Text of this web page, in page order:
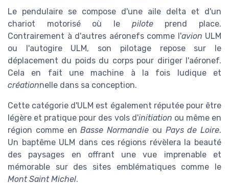
Le pendulaire se compose d'une aile delta et d'un
chariot motorisé où le piloteprend place.
Contrairement à d'autres aéronefs comme l'avion ULM
ou l'autogire ULM, son pilotage repose sur le
déplacement du poids du corps pour diriger l'aéronef.
Cela en fait une machine à la fois ludique et
créationnelle dans sa conception.
Cette catégorie d'ULM est également réputée pour être
légère et pratique pour des vols d'initiation ou même en
région comme enBasse Normandie ou Pays de Loire.
Un baptême ULM dans ces régions révèlera la beauté
des paysages en offrant une vue imprenable et
mémorable sur des sites emblématiques comme le
Mont Saint Michel.